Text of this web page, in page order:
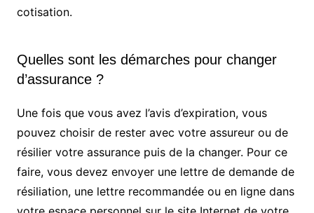
cotisation.
Quelles sont les démarches pour changer
d’assurance ?
Une fois que vous avez l’avis d’expiration, vous
pouvez choisir de rester avec votre assureur ou de
résilier votre assurance puis de la changer. Pour ce
faire, vous devez envoyer une lettre de demande de
résiliation, une lettre recommandée ou en ligne dans